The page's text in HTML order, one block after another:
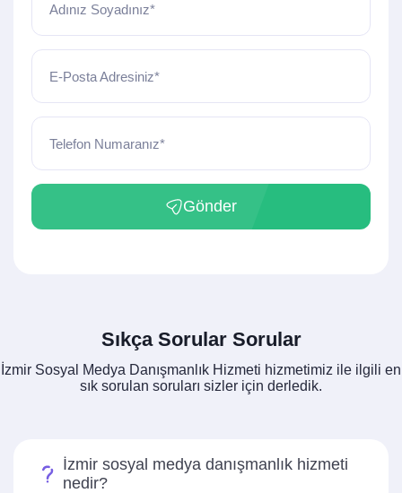
Adınız Soyadınız*
E-Posta Adresiniz*
Telefon Numaranız*
Gönder
Sıkça Sorular Sorular
İzmir Sosyal Medya Danışmanlık Hizmeti hizmetimiz ile ilgili en
sık sorulan soruları sizler için derledik.
İzmir sosyal medya danışmanlık hizmeti
nedir?